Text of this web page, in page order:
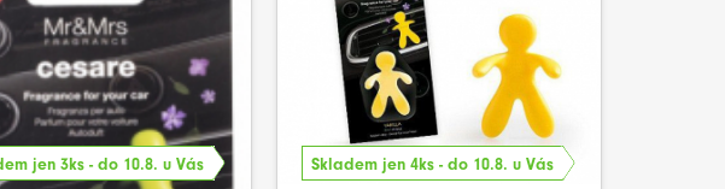
jen 3ks - do 10.8. u Vás Skladem jen 4ks - do 10.8. u Vás